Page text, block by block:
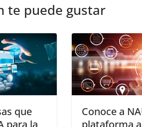
te puede gustar
que
Conoce a